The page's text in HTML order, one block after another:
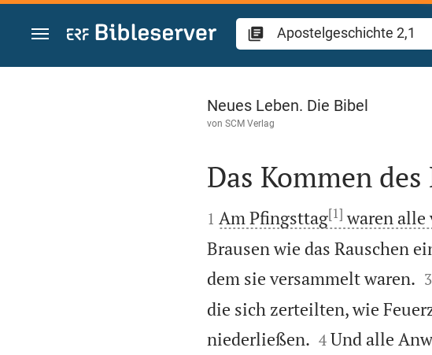
Zum Inhalt springen
Apostelgeschichte 2
Neues Leben. Die Bibel
von SCM Verlag

Das Kommen

1 Am Pfingsttag[1] waren alle
Brausen wie das Rauschen
dem sie versammelt waren.
3
die sich zerteilten, wie
niederließen.
4 Und alle